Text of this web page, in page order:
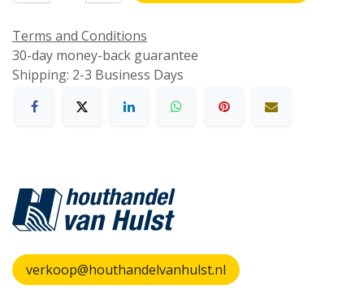
Terms and Conditions
30-day money-back guarantee
Shipping: 2-3 Business Days
verkoop@houthandelvanhulst.nl